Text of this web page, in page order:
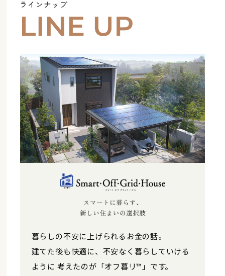
断熱性・耐震性・耐久性に富んだ建材を採用
心地よい家をさらに心地よく。
暮らしの不安に上げられるお金の話。
建てた後も快適に、不安なく暮らしていける
ように 考えたのが「オフ暮リ™」です。
全プラン統一価格。
お好みの間取りプランから選べる規格住宅。